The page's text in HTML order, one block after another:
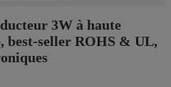
3W à haute
best-seller ROHS & UL,